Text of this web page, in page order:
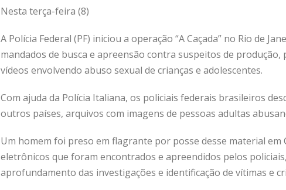
Nesta terça-feira (8)
A Polícia Federal (PF) iniciou a operação “A Caçada” no Rio de
mandados de busca e apreensão contra suspeitos de
vídeos envolvendo abuso sexual de crianças e adolescentes.
Com ajuda da Polícia Italiana, os policiais federais brasileiros
outros países, arquivos com imagens de pessoas adultas
Um homem foi preso em flagrante por posse desse material em
eletrônicos que foram encontrados e apreendidos pelos
aprofundamento das investigações e identificação de vítimas e